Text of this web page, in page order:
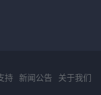
持 新闻公告 关于我们